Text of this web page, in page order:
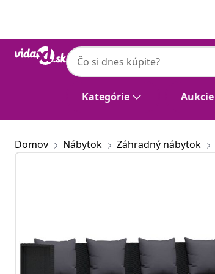
Kategórie Aukcie
Domov Nábytok Záhradný nábytok